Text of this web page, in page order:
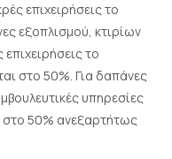
επιχειρήσεις το
εξοπλισμού, κτιρίων
επιχειρήσεις το
στο 50%. Για δαπάνες
υπηρεσίες
στο 50% ανεξαρτήτως